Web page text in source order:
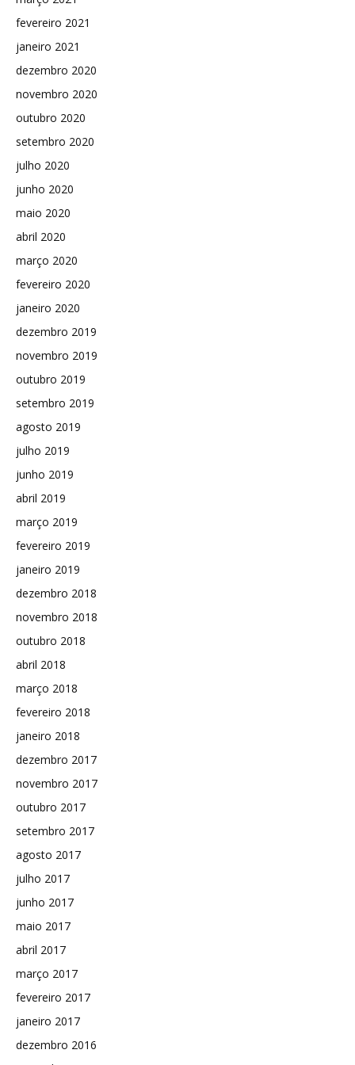
fevereiro 2021
janeiro 2021
dezembro 2020
novembro 2020
outubro 2020
setembro 2020
julho 2020
junho 2020
maio 2020
abril 2020
março 2020
fevereiro 2020
janeiro 2020
dezembro 2019
novembro 2019
outubro 2019
setembro 2019
agosto 2019
julho 2019
junho 2019
abril 2019
março 2019
fevereiro 2019
janeiro 2019
dezembro 2018
novembro 2018
outubro 2018
abril 2018
março 2018
fevereiro 2018
janeiro 2018
dezembro 2017
novembro 2017
outubro 2017
setembro 2017
agosto 2017
julho 2017
junho 2017
maio 2017
abril 2017
março 2017
fevereiro 2017
janeiro 2017
dezembro 2016